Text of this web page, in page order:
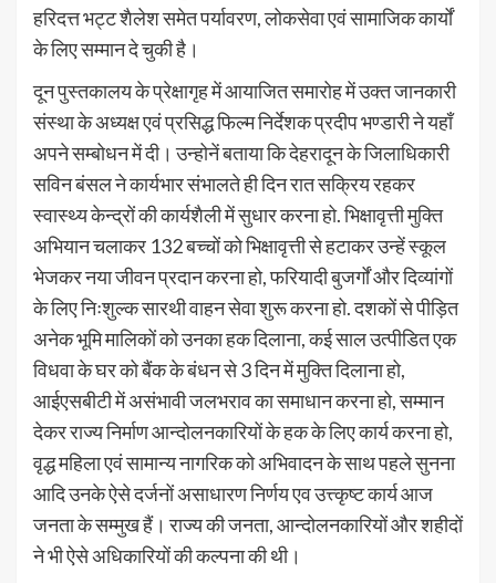
हरिदत्त भट्ट शैलेश समेत पर्यावरण, लोकसेवा एवं सामाजिक कार्यों
के लिए सम्मान दे चुकी है।
दून पुस्तकालय के प्रेक्षागृह में आयाजित समारोह में उक्त जानकारी
संस्था के अध्यक्ष एवं प्रसिद्ध फिल्म निर्देशक प्रदीप भण्डारी ने यहाँ
अपने सम्बोधन में दी। उन्होनें बताया कि देहरादून के जिलाधिकारी
सविन बंसल ने कार्यभार संभालते ही दिन रात सक्रिय रहकर
स्वास्थ्य केन्द्रों की कार्यशैली में सुधार करना हो. भिक्षावृत्ती मुक्ति
अभियान चलाकर 132 बच्चों को भिक्षावृत्ती से हटाकर उन्हें स्कूल
भेजकर नया जीवन प्रदान करना हो, फरियादी बुजर्गों और दिव्यांगों
के लिए निःशुल्क सारथी वाहन सेवा शुरू करना हो. दशकों से पीड़ित
अनेक भूमि मालिकों को उनका हक दिलाना, कई साल उत्पीडित एक
विधवा के घर को बैंक के बंधन से 3 दिन में मुक्ति दिलाना हो,
आईएसबीटी में असंभावी जलभराव का समाधान करना हो, सम्मान
देकर राज्य निर्माण आन्दोलनकारियों के हक के लिए कार्य करना हो,
वृद्ध महिला एवं सामान्य नागरिक को अभिवादन के साथ पहले सुनना
आदि उनके ऐसे दर्जनों असाधारण निर्णय एव उत्त्कृष्ट कार्य आज
जनता के सम्मुख हैं। राज्य की जनता, आन्दोलनकारियों और शहीदों
ने भी ऐसे अधिकारियों की कल्पना की थी।